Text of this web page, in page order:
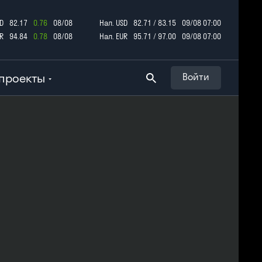
82.17 0.76
08/08
94.84 0.78 08/08
Нал. USD 82.71 / 83.15
09/08 07:00
Нал. EUR
95.71 / 97.00 09/08 07:00
Войти